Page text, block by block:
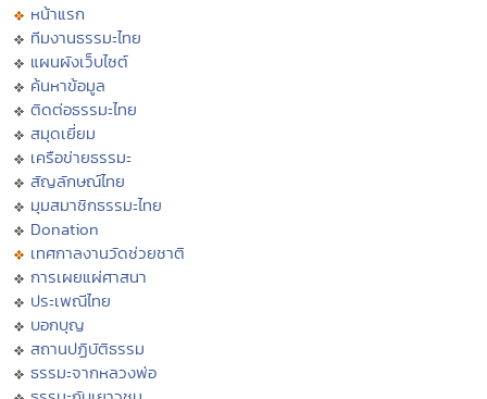
หน้าแรก
ทีมงานธรรมะไทย
แผนผังเว็บไซต์
ค้นหาข้อมูล
ติดต่อธรรมะไทย
สมุดเยี่ยม
เครือข่ายธรรมะ
สัญลักษณ์ไทย
มุมสมาชิกธรรมะไทย
Donation
เทศกาลงานวัดช่วยชาติ
การเผยแผ่ศาสนา
ประเพณีไทย
บอกบุญ
สถานปฏิบัติธรรม
ธรรมะจากหลวงพ่อ